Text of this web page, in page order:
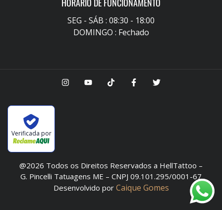
SEG - SÁB : 08:30 - 18:00
DOMINGO : Fechado
Verificada por
@2026 Todos os Direitos Reservados a HellTattoo –
G. Pincelli Tatuagens ME – CNPJ 09.101.295/0001-67
Desenvolvido por Caique Gomes